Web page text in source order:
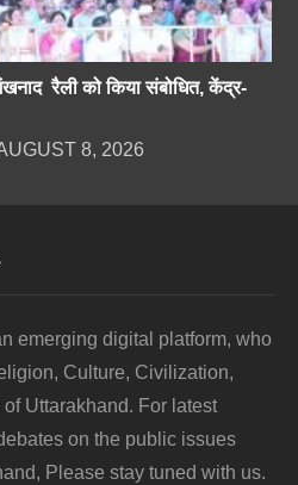
रैली को किया संबोधित, केंद्र-
8, 2026
emerging digital platform, who
Culture, Civilization,
Uttarakhand. For latest
on the public issues
Please stay tuned with us.